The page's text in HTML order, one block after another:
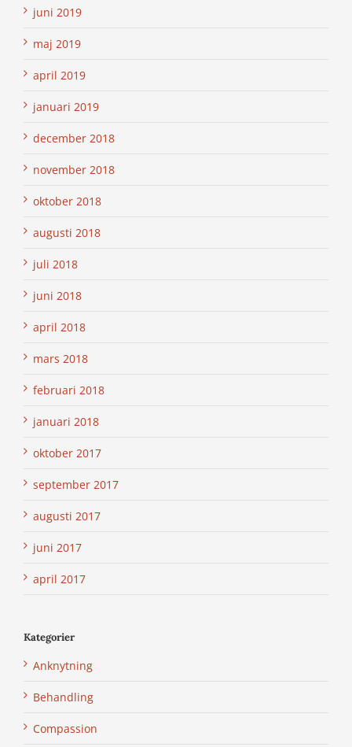
juni 2019
maj 2019
april 2019
januari 2019
december 2018
november 2018
oktober 2018
augusti 2018
juli 2018
juni 2018
april 2018
mars 2018
februari 2018
januari 2018
oktober 2017
september 2017
augusti 2017
juni 2017
april 2017
Kategorier
Anknytning
Behandling
Compassion